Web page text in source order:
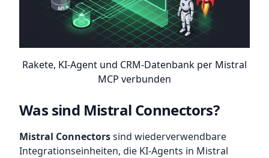
Rakete, KI-Agent und CRM-Datenbank per Mistral
MCP verbunden
Was sind Mistral Connectors?
Mistral Connectorssind wiederverwendbare
Integrationseinheiten, die KI-Agents in Mistral